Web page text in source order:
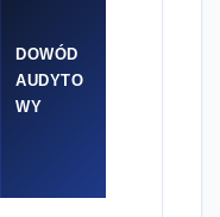
DOWÓD
AUDYTO
WY